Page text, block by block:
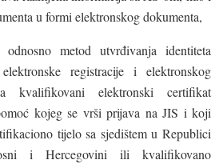
u formi elektronskog dokumenta,
metod utvrđivanja identiteta
registracije i elektronskog
kvalifikovani elektronski certifikat
kojeg se vrši prijava na JIS i koji
tijelo sa sjedištem u Republici
i Hercegovini ili kvalifikovano